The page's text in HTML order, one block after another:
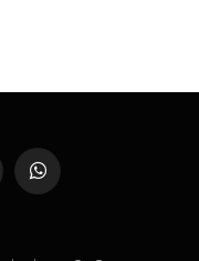
WhatsApp